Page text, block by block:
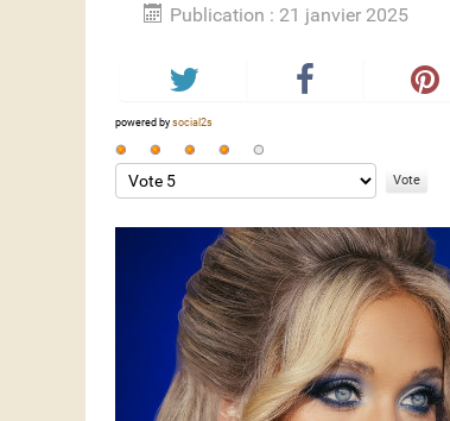
Publication : 21 janvier 2025
powered by social2s
Vote
utilisateur:
Veuillez
voter